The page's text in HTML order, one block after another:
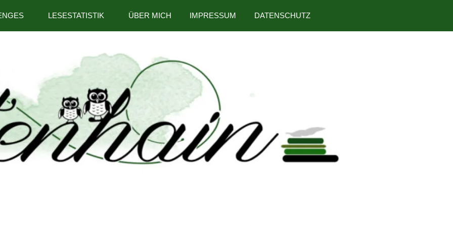
LESESTATISTIK ÜBER MICH IMPRESSUM DATENSCHUTZ